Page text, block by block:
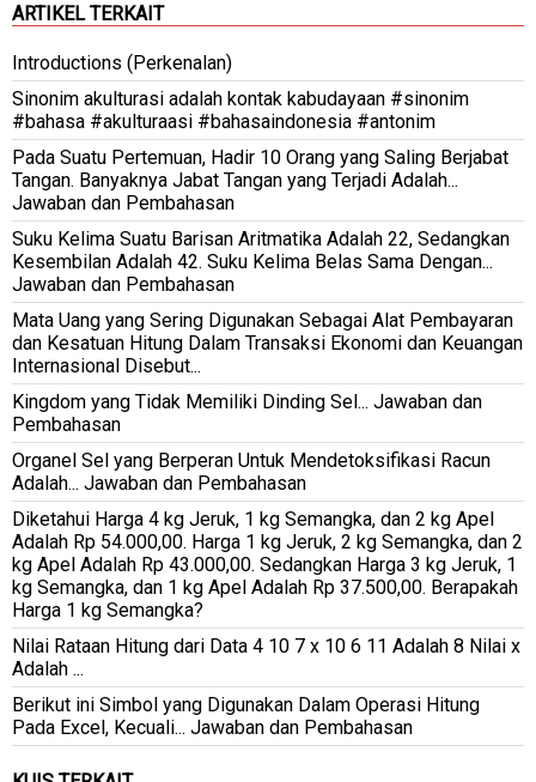
ARTIKEL TERKAIT
Introductions (Perkenalan)
Sinonim akulturasi adalah kontak kabudayaan #sinonim
#bahasa #akulturaasi #bahasaindonesia #antonim
Pada Suatu Pertemuan, Hadir 10 Orang yang Saling Berjabat
Tangan. Banyaknya Jabat Tangan yang Terjadi Adalah...
Jawaban dan Pembahasan
Suku Kelima Suatu Barisan Aritmatika Adalah 22, Sedangkan
Kesembilan Adalah 42. Suku Kelima Belas Sama Dengan...
Jawaban dan Pembahasan
Mata Uang yang Sering Digunakan Sebagai Alat Pembayaran
dan Kesatuan Hitung Dalam Transaksi Ekonomi dan Keuangan
Internasional Disebut...
Kingdom yang Tidak Memiliki Dinding Sel... Jawaban dan
Pembahasan
Organel Sel yang Berperan Untuk Mendetoksifikasi Racun
Adalah... Jawaban dan Pembahasan
Diketahui Harga 4 kg Jeruk, 1 kg Semangka, dan 2 kg Apel
Adalah Rp 54.000,00. Harga 1 kg Jeruk, 2 kg Semangka, dan 2
kg Apel Adalah Rp 43.000,00. Sedangkan Harga 3 kg Jeruk, 1
kg Semangka, dan 1 kg Apel Adalah Rp 37.500,00. Berapakah
Harga 1 kg Semangka?
Nilai Rataan Hitung dari Data 4 10 7 x 10 6 11 Adalah 8 Nilai x
Adalah ...
Berikut ini Simbol yang Digunakan Dalam Operasi Hitung
Pada Excel, Kecuali... Jawaban dan Pembahasan